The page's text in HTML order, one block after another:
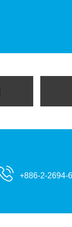
+886-2-2694-